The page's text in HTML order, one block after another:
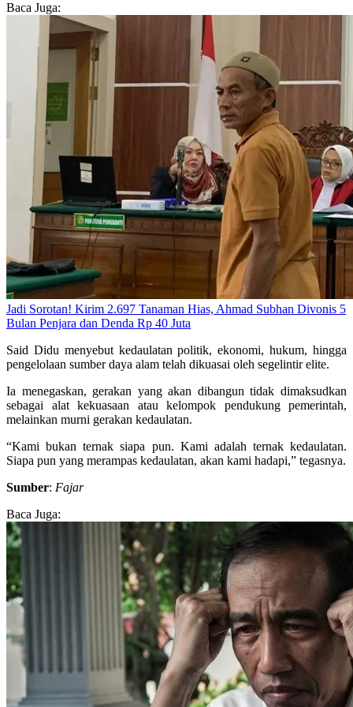
Baca Juga:
Jadi Sorotan! Kirim 2.697 Tanaman Hias, Ahmad Subhan Divonis 5
Bulan Penjara dan Denda Rp 40 Juta
Said Didu menyebut kedaulatan politik, ekonomi, hukum, hingga
pengelolaan sumber daya alam telah dikuasai oleh segelintir elite.
Ia menegaskan, gerakan yang akan dibangun tidak dimaksudkan
sebagai alat kekuasaan atau kelompok pendukung pemerintah,
melainkan murni gerakan kedaulatan.
“Kami bukan ternak siapa pun. Kami adalah ternak kedaulatan.
Siapa pun yang merampas kedaulatan, akan kami hadapi,” tegasnya.
Sumber: Fajar
Baca Juga: